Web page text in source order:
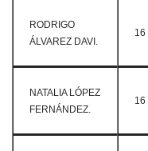
RODRIGO
ÁLVAREZ DAVI.
16
NATALIA LÓPEZ
FERNÁNDEZ.
16